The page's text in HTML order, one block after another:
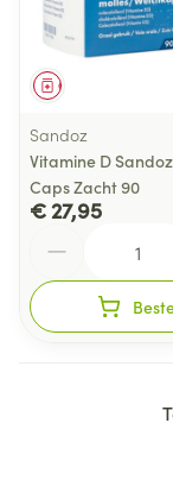
Geneesmiddel
Sandoz
Vitamine D
Caps Zacht 90
€ 27,95